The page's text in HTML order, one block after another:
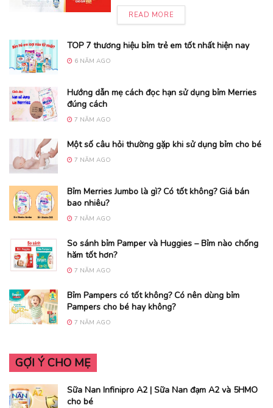
READ MORE
TOP 7 thương hiệu bỉm trẻ em tốt nhất hiện nay
6 NĂM AGO
Hướng dẫn mẹ cách đọc hạn sử dụng bỉm Merries
đúng cách
7 NĂM AGO
Một số câu hỏi thường gặp khi sử dụng bỉm cho bé
7 NĂM AGO
Bỉm Merries Jumbo là gì? Có tốt không? Giá bán
bao nhiêu?
7 NĂM AGO
So sánh bỉm Pamper và Huggies – Bỉm nào chống
hăm tốt hơn?
7 NĂM AGO
Bỉm Pampers có tốt không? Có nên dùng bỉm
Pampers cho bé hay không?
7 NĂM AGO
GỢI Ý CHO MẸ
Sữa Nan Infinipro A2 | Sữa Nan đạm A2 và 5HMO
cho bé